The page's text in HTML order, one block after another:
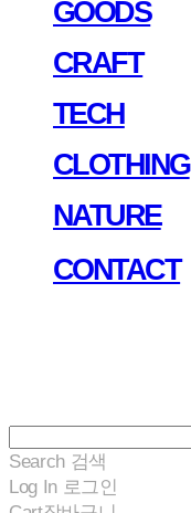
GOODS
CRAFT
TECH
CLOTHING
NATURE
CONTACT
Search 검색
Log In 로그인